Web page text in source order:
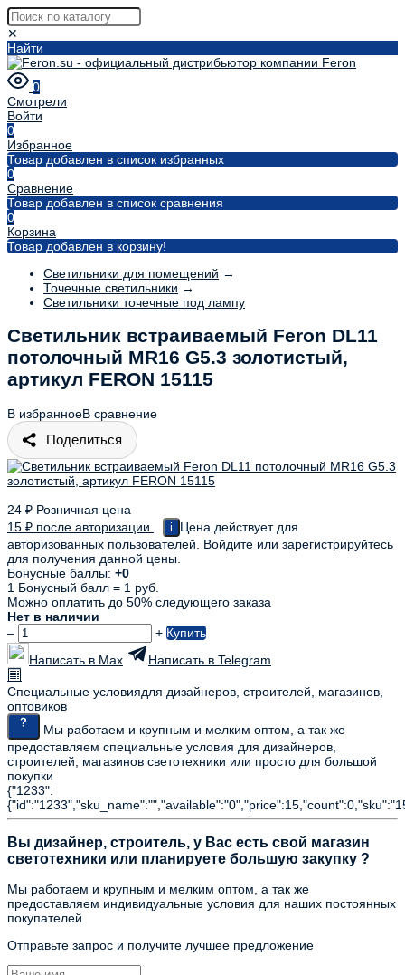
✕
Найти
0
Смотрели
Войти
0
Избранное
Товар добавлен в список избранных
0
Сравнение
Товар добавлен в список сравнения
0
Корзина
Товар добавлен в корзину!
Светильники для помещений →
Точечные светильники →
Светильники точечные под лампу
Светильник встраиваемый Feron DL11
потолочный MR16 G5.3 золотистый,
артикул FERON 15115
В избранноеВ сравнение
Поделиться
24 ₽ Розничная цена
15 ₽ после авторизации i
Цена действует для
авторизованных пользователей. Войдите или зарегистрируйтесь
для получения данной цены.
Бонусные баллы: +0
1 Бонусный балл = 1 руб.
Можно оплатить до 50% следующего заказа
Нет в наличии
–
+ Купить
Написать в Max
Написать в Telegram
Специальные условиядля дизайнеров, строителей, магазинов,
оптовиков
Мы работаем и крупным и мелким оптом, а так же
предоставляем специальные условия для дизайнеров,
строителей, магазинов светотехники или просто для большой
покупки
{"1233":
Вы дизайнер, строитель, у Вас есть свой магазин
светотехники или планируете большую закупку ?
Мы работаем и крупным и мелким оптом, а так же
предоставляем индивидуальные условия для наших постоянных
покупателей.
Отправьте запрос и получите лучшее предложение